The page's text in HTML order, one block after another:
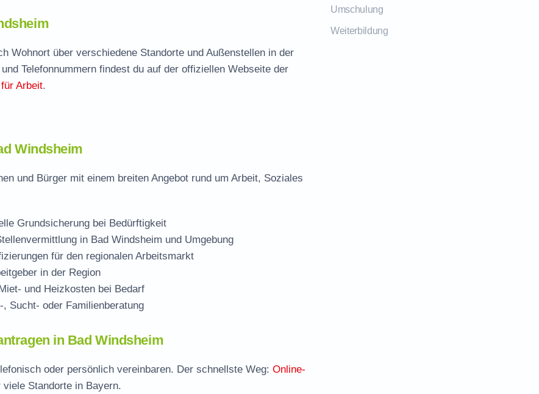
– zuständige Stelle
Wohnort über verschiedene Standorte und Außenstellen in der
Telefonnummern findest du auf der offiziellen Webseite der
Arbeit.
Windsheim
und Bürger mit einem breiten Angebot rund um Arbeit, Soziales
Grundsicherung bei Bedürftigkeit
in Bad Windsheim und Umgebung
für den regionalen Arbeitsmarkt
in der Region
und Heizkosten bei Bedarf
Sucht- oder Familienberatung
in Bad Windsheim
oder persönlich vereinbaren. Der schnellste Weg: Online-
Standorte in Bayern.
Umschulung
Weiterbildung